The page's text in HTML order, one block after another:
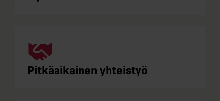
Pitkäaikainen yhteistyö